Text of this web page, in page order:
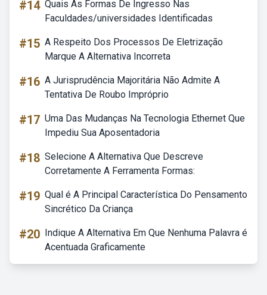
#14 Quais As Formas De Ingresso Nas
Faculdades/universidades Identificadas
#15 A Respeito Dos Processos De Eletrização
Marque A Alternativa Incorreta
#16 A Jurisprudência Majoritária Não Admite A
Tentativa De Roubo Impróprio
#17 Uma Das Mudanças Na Tecnologia Ethernet Que
Impediu Sua Aposentadoria
#18 Selecione A Alternativa Que Descreve
Corretamente A Ferramenta Formas:
#19 Qual é A Principal Característica Do Pensamento
Sincrético Da Criança
#20 Indique A Alternativa Em Que Nenhuma Palavra é
Acentuada Graficamente